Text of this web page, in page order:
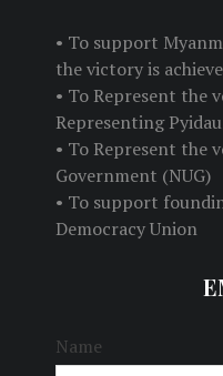
• To support
the victory is
• To Represent the
Representing
• To Represent the
Government (NUG)
• To support
Democracy Union
Name